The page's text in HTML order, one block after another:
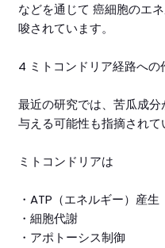
などを通じて 癌細胞のエ
唆されています。
4 ミトコンドリア経路への
最近の研究では、苦瓜成
与える可能性も指摘されて
ミトコンドリアは
・ATP（エネルギー）産生
・細胞代謝
・アポトーシス制御